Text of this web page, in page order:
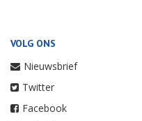
VOLG ONS
Nieuwsbrief
Twitter
Facebook